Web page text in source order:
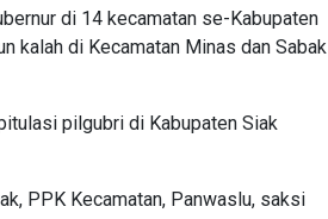
di 14 kecamatan se-Kabupaten
kalah di Kecamatan Minas dan Sabak
pilgubri di Kabupaten Siak
PPK Kecamatan, Panwaslu, saksi